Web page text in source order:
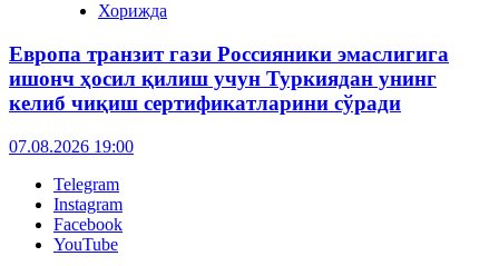
Хорижда
Европа транзит гази Россияники эмаслигига
ишонч ҳосил қилиш учун Туркиядан унинг
келиб чиқиш сертификатларини сўради
07.08.2026 19:00
Telegram
Instagram
Facebook
YouTube